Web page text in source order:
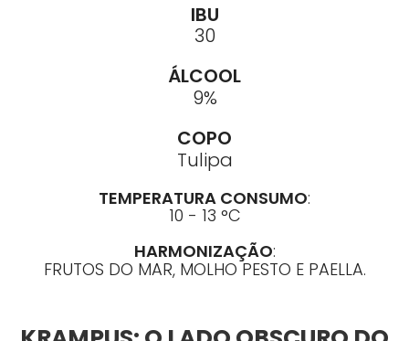
IBU
30
ÁLCOOL
9%
COPO
Tulipa
TEMPERATURA CONSUMO:
10 - 13 °C
HARMONIZAÇÃO:
FRUTOS DO MAR, MOLHO PESTO E PAELLA.